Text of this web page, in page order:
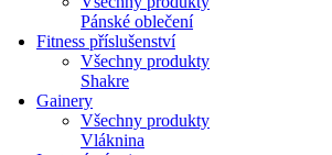
Pánské oblečení
Fitness příslušenství
Všechny produkty
Shakre
Gainery
Všechny produkty
Vláknina